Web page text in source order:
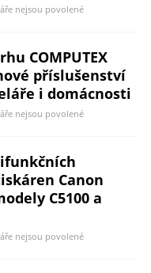
nejsou povolené
COMPUTEX
příslušenství
i domácnosti
nejsou povolené
Canon
C5100 a
nejsou povolené